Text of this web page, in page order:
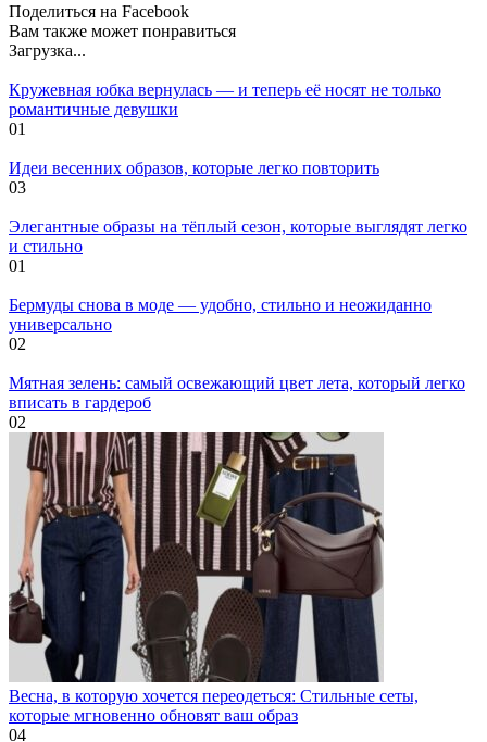
Поделиться на Facebook
Вам также может понравиться
Загрузка...
Кружевная юбка вернулась — и теперь её носят не только
романтичные девушки
01
Идеи весенних образов, которые легко повторить
03
Элегантные образы на тёплый сезон, которые выглядят легко
и стильно
01
Бермуды снова в моде — удобно, стильно и неожиданно
универсально
02
Мятная зелень: самый освежающий цвет лета, который легко
вписать в гардероб
02
Весна, в которую хочется переодеться: Стильные сеты,
которые мгновенно обновят ваш образ
04